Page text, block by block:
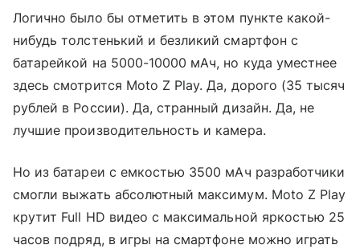
Логично было бы отметить в этом пункте какой-
нибудь толстенький и безликий смартфон с
батарейкой на 5000-10000 мАч, но куда уместнее
здесь смотрится Moto Z Play. Да, дорого (35 тысяч
рублей в России). Да, странный дизайн. Да, не
лучшие производительность и камера.
Но из батареи с емкостью 3500 мАч разработчики
смогли выжать абсолютный максимум. Moto Z Play
крутит Full HD видео с максимальной яркостью 25
часов подряд, в игры на смартфоне можно играть